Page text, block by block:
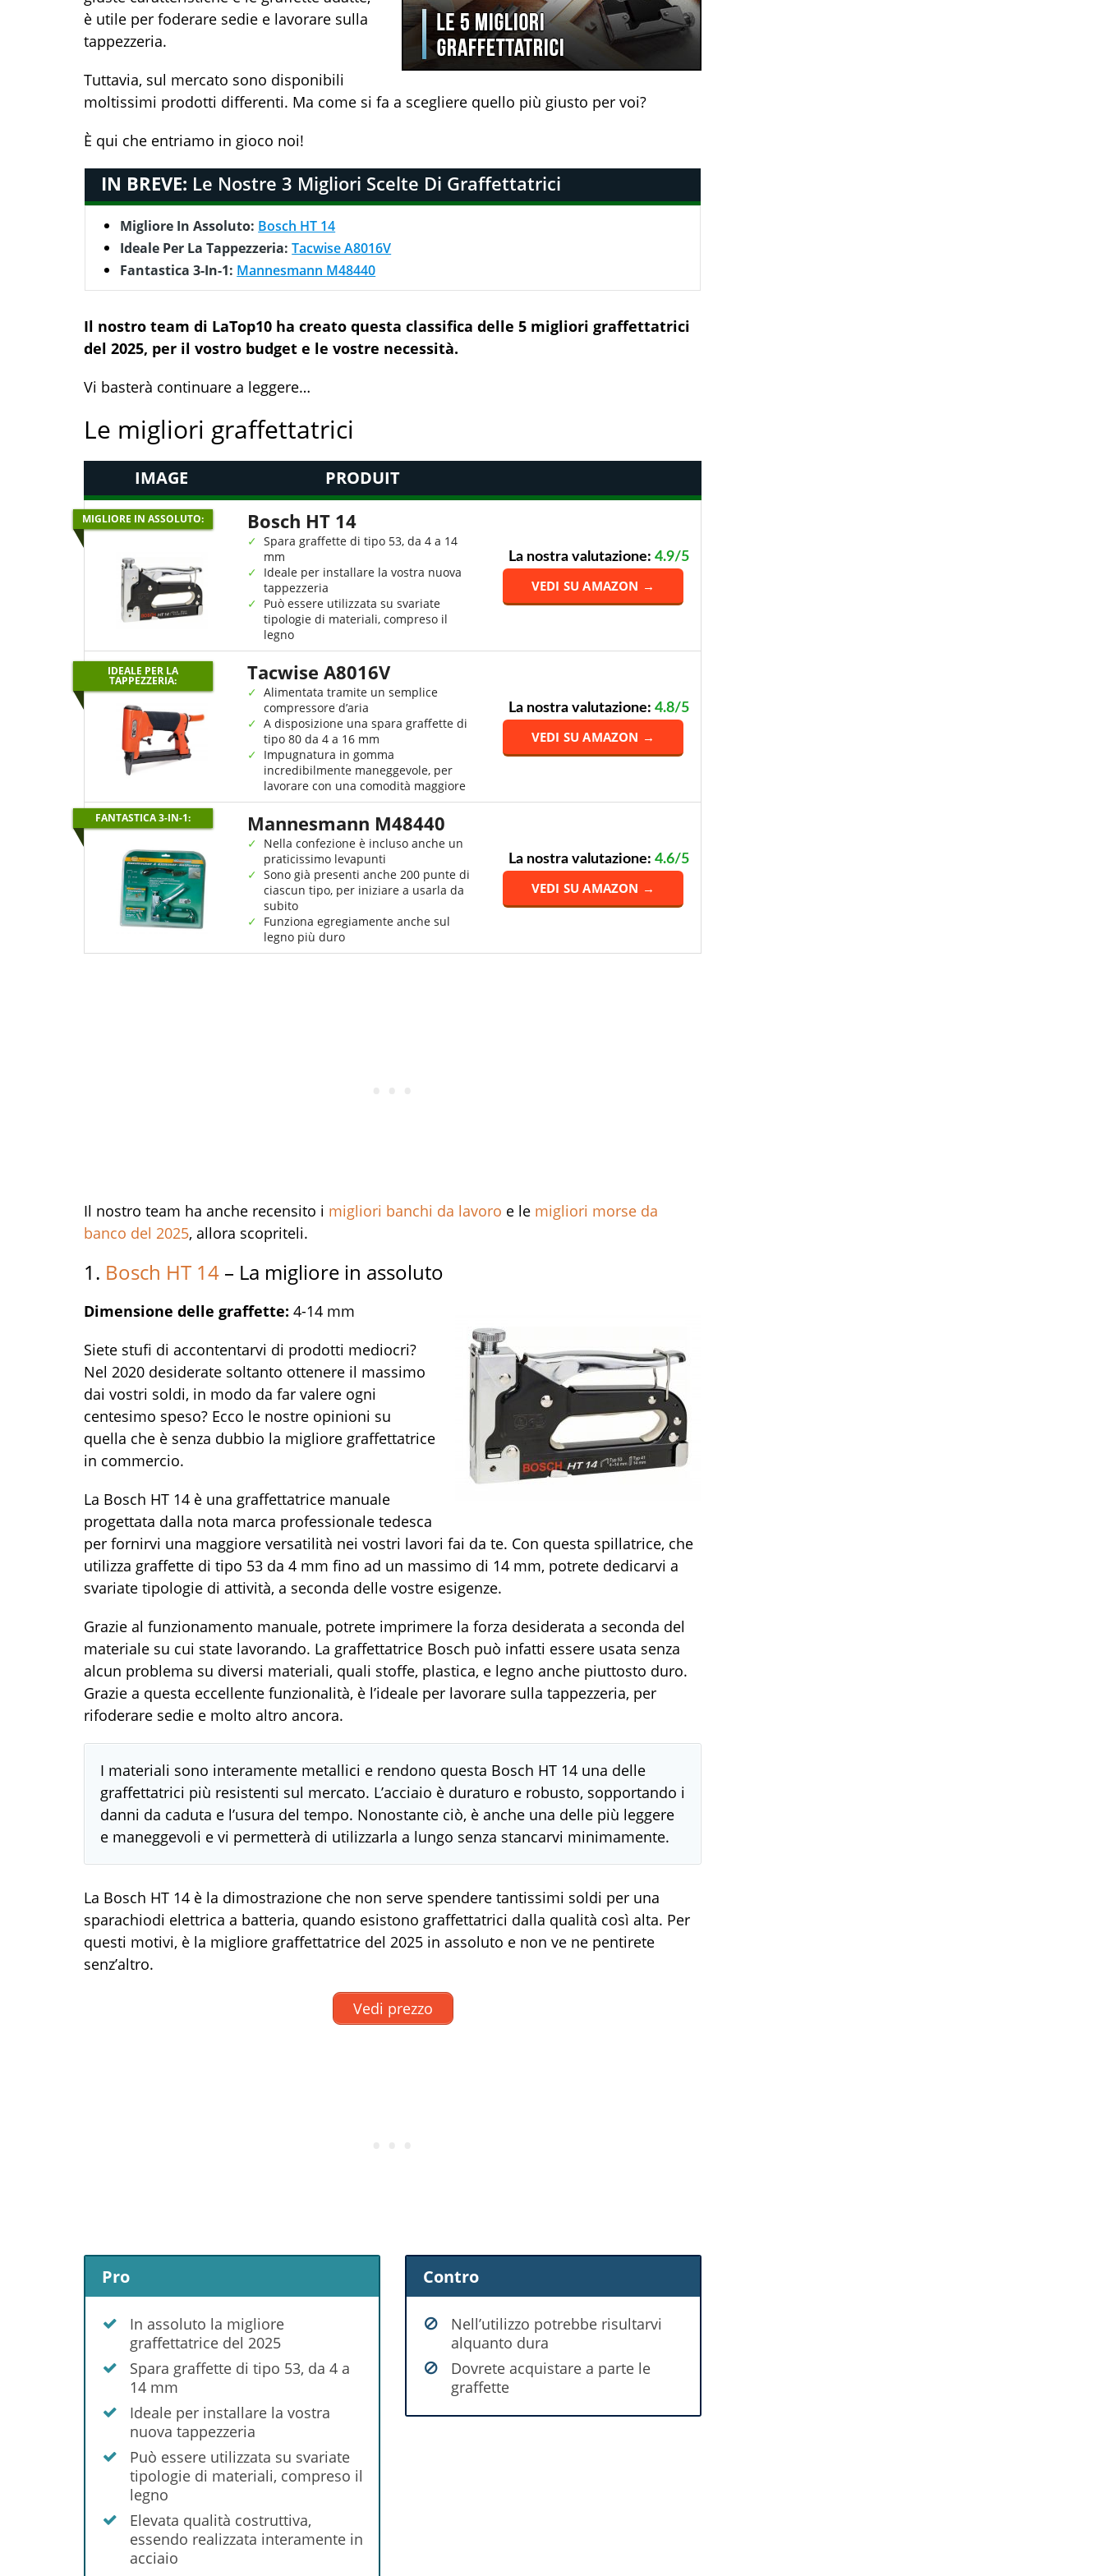
è utile per foderare sedie e lavorare sulla
tappezzeria.
Tuttavia, sul mercato sono disponibili
moltissimi prodotti differenti. Ma come si fa a scegliere quello più giusto per voi?
È qui che entriamo in gioco noi!
IN BREVE: Le Nostre 3 Migliori Scelte Di Graffettatrici
Migliore In Assoluto: Bosch HT 14
Ideale Per La Tappezzeria:Tacwise A8016V
Fantastica 3-In-1: Mannesmann M48440
Il nostro team di LaTop10 ha creato questa classifica delle 5 migliori graffettatrici
del 2025, per il vostro budget e le vostre necessità.
Vi basterà continuare a leggere…
Le migliori graffettatrici
IMAGE PRODUIT
MIGLIORE IN ASSOLUTO: Bosch HT 14
Spara graffette di tipo 53, da 4 a 14
mm
Ideale per installare la vostra nuova
tappezzeria
Può essere utilizzata su svariate
tipologie di materiali, compreso il
legno
La nostra valutazione: 4.9/5
VEDI SU AMAZON →
IDEALE PER LA
TAPPEZZERIA: Tacwise A8016V
Alimentata tramite un semplice
compressore d’aria
A disposizione una spara graffette di
tipo 80 da 4 a 16 mm
Impugnatura in gomma
incredibilmente maneggevole, per
lavorare con una comodità maggiore
La nostra valutazione: 4.8/5
VEDI SU AMAZON →
FANTASTICA 3-IN-1: Mannesmann M48440
Nella confezione è incluso anche un
praticissimo levapunti
Sono già presenti anche 200 punte di
ciascun tipo, per iniziare a usarla da
subito
Funziona egregiamente anche sul
legno più duro
La nostra valutazione: 4.6/5
VEDI SU AMAZON →
Il nostro team ha anche recensito i migliori banchi da lavoro e le migliori morse da
banco del 2025, allora scopriteli.
1. Bosch HT 14 – La migliore in assoluto
Dimensione delle graffette: 4-14 mm
Siete stufi di accontentarvi di prodotti mediocri?
Nel 2020 desiderate soltanto ottenere il massimo
dai vostri soldi, in modo da far valere ogni
centesimo speso? Ecco le nostre opinioni su
quella che è senza dubbio la migliore graffettatrice
in commercio.
La Bosch HT 14 è una graffettatrice manuale
progettata dalla nota marca professionale tedesca
per fornirvi una maggiore versatilità nei vostri lavori fai da te. Con questa spillatrice, che
utilizza graffette di tipo 53 da 4 mm fino ad un massimo di 14 mm, potrete dedicarvi a
svariate tipologie di attività, a seconda delle vostre esigenze.
Grazie al funzionamento manuale, potrete imprimere la forza desiderata a seconda del
materiale su cui state lavorando. La graffettatrice Bosch può infatti essere usata senza
alcun problema su diversi materiali, quali stoffe, plastica, e legno anche piuttosto duro.
Grazie a questa eccellente funzionalità, è l’ideale per lavorare sulla tappezzeria, per
rifoderare sedie e molto altro ancora.
I materiali sono interamente metallici e rendono questa Bosch HT 14 una delle
graffettatrici più resistenti sul mercato. L’acciaio è duraturo e robusto, sopportando i
danni da caduta e l’usura del tempo. Nonostante ciò, è anche una delle più leggere
e maneggevoli e vi permetterà di utilizzarla a lungo senza stancarvi minimamente.
La Bosch HT 14 è la dimostrazione che non serve spendere tantissimi soldi per una
sparachiodi elettrica a batteria, quando esistono graffettatrici dalla qualità così alta. Per
questi motivi, è la migliore graffettatrice del 2025 in assoluto e non ve ne pentirete
senz’altro.
Vedi prezzo
Pro
In assoluto la migliore
graffettatrice del 2025
Spara graffette di tipo 53, da 4 a
14 mm
Ideale per installare la vostra
nuova tappezzeria
Può essere utilizzata su svariate
tipologie di materiali, compreso il
legno
Elevata qualità costruttiva,
essendo realizzata interamente in
acciaio
Contro
Nell’utilizzo potrebbe risultarvi
alquanto dura
Dovrete acquistare a parte le
graffette